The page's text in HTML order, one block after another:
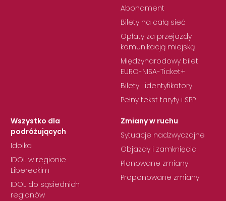
Abonament
Bilety na całą sieć
Opłaty za przejazdy
komunikacją miejską
Międzynarodowy bilet
EURO-NISA-Ticket+
Bilety i identyfikatory
Pełny tekst taryfy i SPP
Wszystko dla
podróżujących
Idolka
IDOL w regionie
Libereckim
IDOL do sąsiednich
regionów
Zmiany w ruchu
Sytuacje nadzwyczajne
Objazdy i zamknięcia
Planowane zmiany
Proponowane zmiany